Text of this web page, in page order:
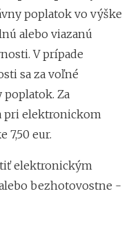
poplatok vo výške
alebo viazanú
V prípade
sa za voľné
Za
pri elektronickom
7,50 eur.
elektronickým
bezhotovostne -